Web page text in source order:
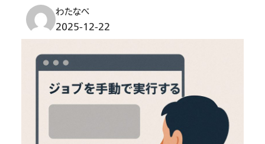
わたなべ
2025-12-22